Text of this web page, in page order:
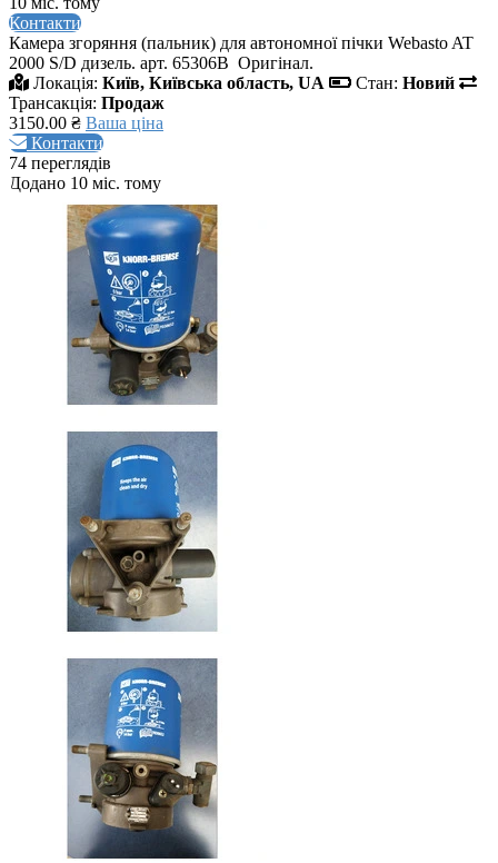
Контакти
Камера згоряння (пальник) для автономної пічки Webasto AT
2000 S/D дизель. арт. 65306В Оригінал.
Локація: Київ, Київська область, UA Стан: Новий
Трансакція: Продаж
3150.00 ₴ Ваша ціна
Контакти
74 переглядів
Додано 10 міс. тому